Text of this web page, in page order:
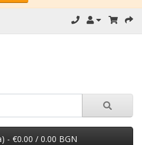
0 продукт(a) - €0.00 / 0.00 BGN